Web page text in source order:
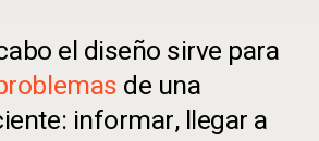
el diseño sirve para
de una
informar, llegar a